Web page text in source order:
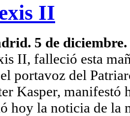
II
5 de diciembre.
II, falleció esta
portavoz del
Kasper,
hoy la noticia de la